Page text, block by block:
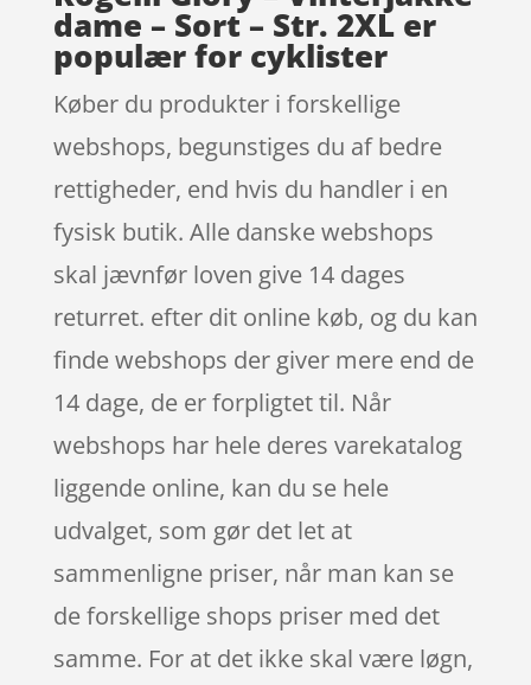
dame – Sort – Str. 2XL er
populær for cyklister
Køber du produkter i forskellige
webshops, begunstiges du af bedre
rettigheder, end hvis du handler i en
fysisk butik. Alle danske webshops
skal jævnfør loven give 14 dages
returret. efter dit online køb, og du kan
finde webshops der giver mere end de
14 dage, de er forpligtet til. Når
webshops har hele deres varekatalog
liggende online, kan du se hele
udvalget, som gør det let at
sammenligne priser, når man kan se
de forskellige shops priser med det
samme. For at det ikke skal være løgn,